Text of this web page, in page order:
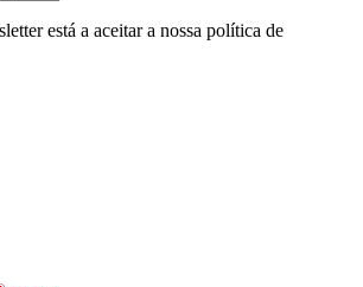
está a aceitar a nossa política de